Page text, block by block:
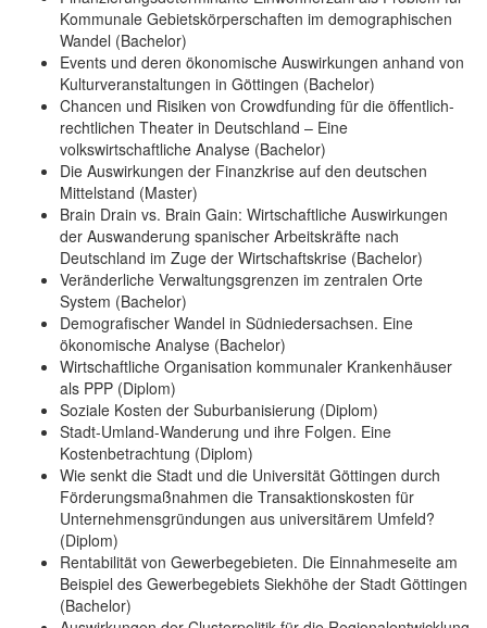
Kommunale Gebietskörperschaften im demographischen
Wandel (Bachelor)
Events und deren ökonomische Auswirkungen anhand von
Kulturveranstaltungen in Göttingen (Bachelor)
Chancen und Risiken von Crowdfunding für die öffentlich-
rechtlichen Theater in Deutschland – Eine
volkswirtschaftliche Analyse (Bachelor)
Die Auswirkungen der Finanzkrise auf den deutschen
Mittelstand (Master)
Brain Drain vs. Brain Gain: Wirtschaftliche Auswirkungen
der Auswanderung spanischer Arbeitskräfte nach
Deutschland im Zuge der Wirtschaftskrise (Bachelor)
Veränderliche Verwaltungsgrenzen im zentralen Orte
System (Bachelor)
Demografischer Wandel in Südniedersachsen. Eine
ökonomische Analyse (Bachelor)
Wirtschaftliche Organisation kommunaler Krankenhäuser
als PPP (Diplom)
Soziale Kosten der Suburbanisierung (Diplom)
Stadt-Umland-Wanderung und ihre Folgen. Eine
Kostenbetrachtung (Diplom)
Wie senkt die Stadt und die Universität Göttingen durch
Förderungsmaßnahmen die Transaktionskosten für
Unternehmensgründungen aus universitärem Umfeld?
(Diplom)
Rentabilität von Gewerbegebieten. Die Einnahmeseite am
Beispiel des Gewerbegebiets Siekhöhe der Stadt Göttingen
(Bachelor)